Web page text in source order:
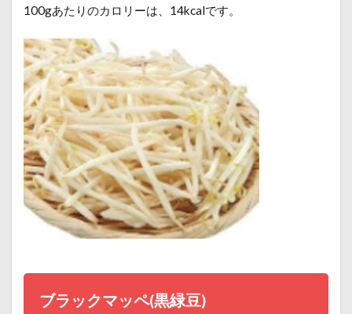
100gあたりのカロリーは、14kcalです。
ブラックマッペ(黒緑豆)